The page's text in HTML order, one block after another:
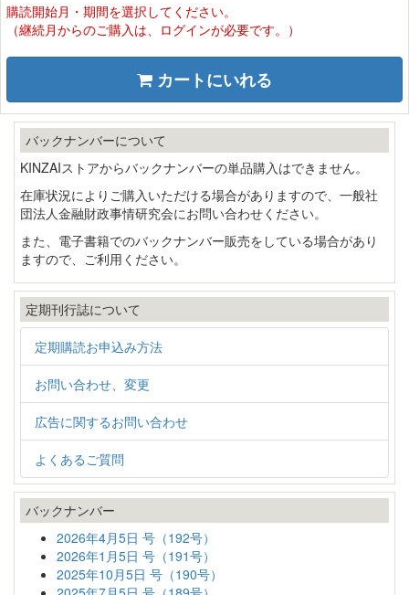
購読開始月・期間を選択してください。
（継続月からのご購入は、ログインが必要です。）
カートにいれる
バックナンバーについて
KINZAIストアからバックナンバーの単品購入はできません。
在庫状況によりご購入いただける場合がありますので、一般社
団法人金融財政事情研究会にお問い合わせください。
また、電子書籍でのバックナンバー販売をしている場合があり
ますので、ご利用ください。
定期刊行誌について
定期購読お申込み方法
お問い合わせ、変更
広告に関するお問い合わせ
よくあるご質問
バックナンバー
2026年4月5日 号（192号）
2026年1月5日 号（191号）
2025年10月5日 号（190号）